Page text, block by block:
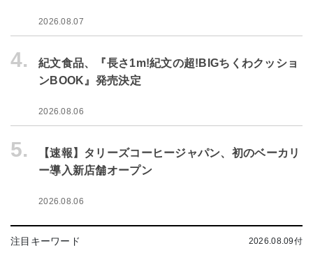
2026.08.07
4.
紀文食品、『長さ1m!紀文の超!BIGちくわクッショ
ンBOOK』発売決定
2026.08.06
5.
【速報】タリーズコーヒージャパン、初のベーカリ
ー導入新店舗オープン
2026.08.06
注目キーワード 2026.08.09付